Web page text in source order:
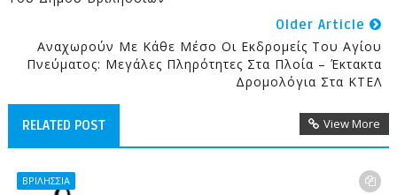
Older Article
Αναχωρούν Με Κάθε Μέσο Οι Εκδρομείς Του Αγίου
Πνεύματος: Μεγάλες Πληρότητες Στα Πλοία – Έκτακτα
Δρομολόγια Στα ΚΤΕΛ
RELATED POST View More
ΒΡΙΛΗΣΣΙΑ